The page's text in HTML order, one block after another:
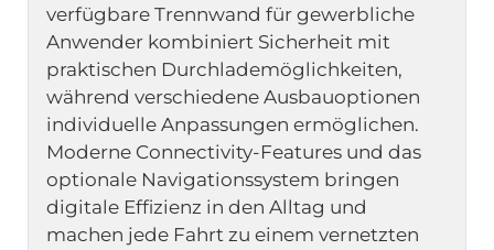
verfügbare Trennwand für gewerbliche
Anwender kombiniert Sicherheit mit
praktischen Durchlademöglichkeiten,
während verschiedene Ausbauoptionen
individuelle Anpassungen ermöglichen.
Moderne Connectivity-Features und das
optionale Navigationssystem bringen
digitale Effizienz in den Alltag und
machen jede Fahrt zu einem vernetzten